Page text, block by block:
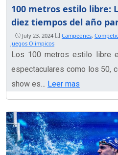
100 metros estilo libre:
diez tiempos del año
July 23, 2024 Campeones,
Juegos Olimpicos
Los 100 metros estilo libre
espectaculares como los 50,
show es… Leer mas